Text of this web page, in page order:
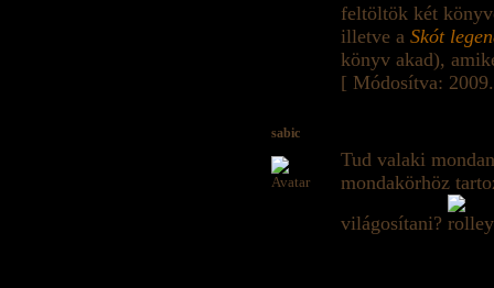
feltöltök két
illetve a Skót
könyv akad),
[ Módosítva:
sabic
Tud valaki
mondakörhöz
világosítani?